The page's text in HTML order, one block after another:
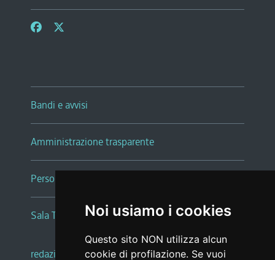
Noi usiamo i cookies
Questo sito NON utilizza alcun
cookie di profilazione. Se vuoi
Bandi e avvisi
Amministrazione trasparente
Persone e Uffici
Sala Tiziano Tessitori
redazione web |note legali |glossario